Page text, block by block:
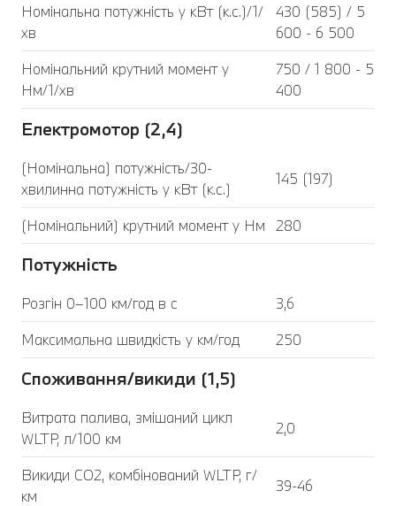
Номінальна потужність у кВт (к.с.)/1/
хв
430 (585) / 5
600 - 6 500
Номінальний крутний момент у
Нм/1/хв
750 / 1 800 - 5
400
Електромотор (2,4)
(Номінальна) потужність/30-
хвилинна потужність у кВт (к.с.)
145 (197)
(Номінальний) крутний момент у Нм 280
Потужність
Розгін 0–100 км/год в с
3,6
Максимальна швидкість у км/год
250
Споживання/викиди (1,5)
Витрата палива, змішаний цикл
WLTP, л/100 км
2,0
Викиди CO2, комбінований WLTP, г/
км
39-46